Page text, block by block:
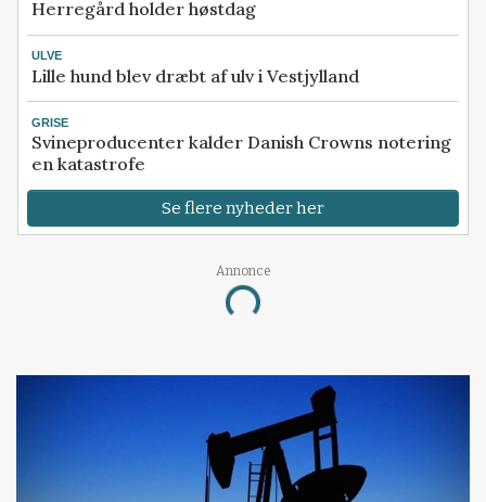
Herregård holder høstdag
ULVE
Lille hund blev dræbt af ulv i Vestjylland
GRISE
Svineproducenter kalder Danish Crowns notering
en katastrofe
Se flere nyheder her
Annonce
Loading...